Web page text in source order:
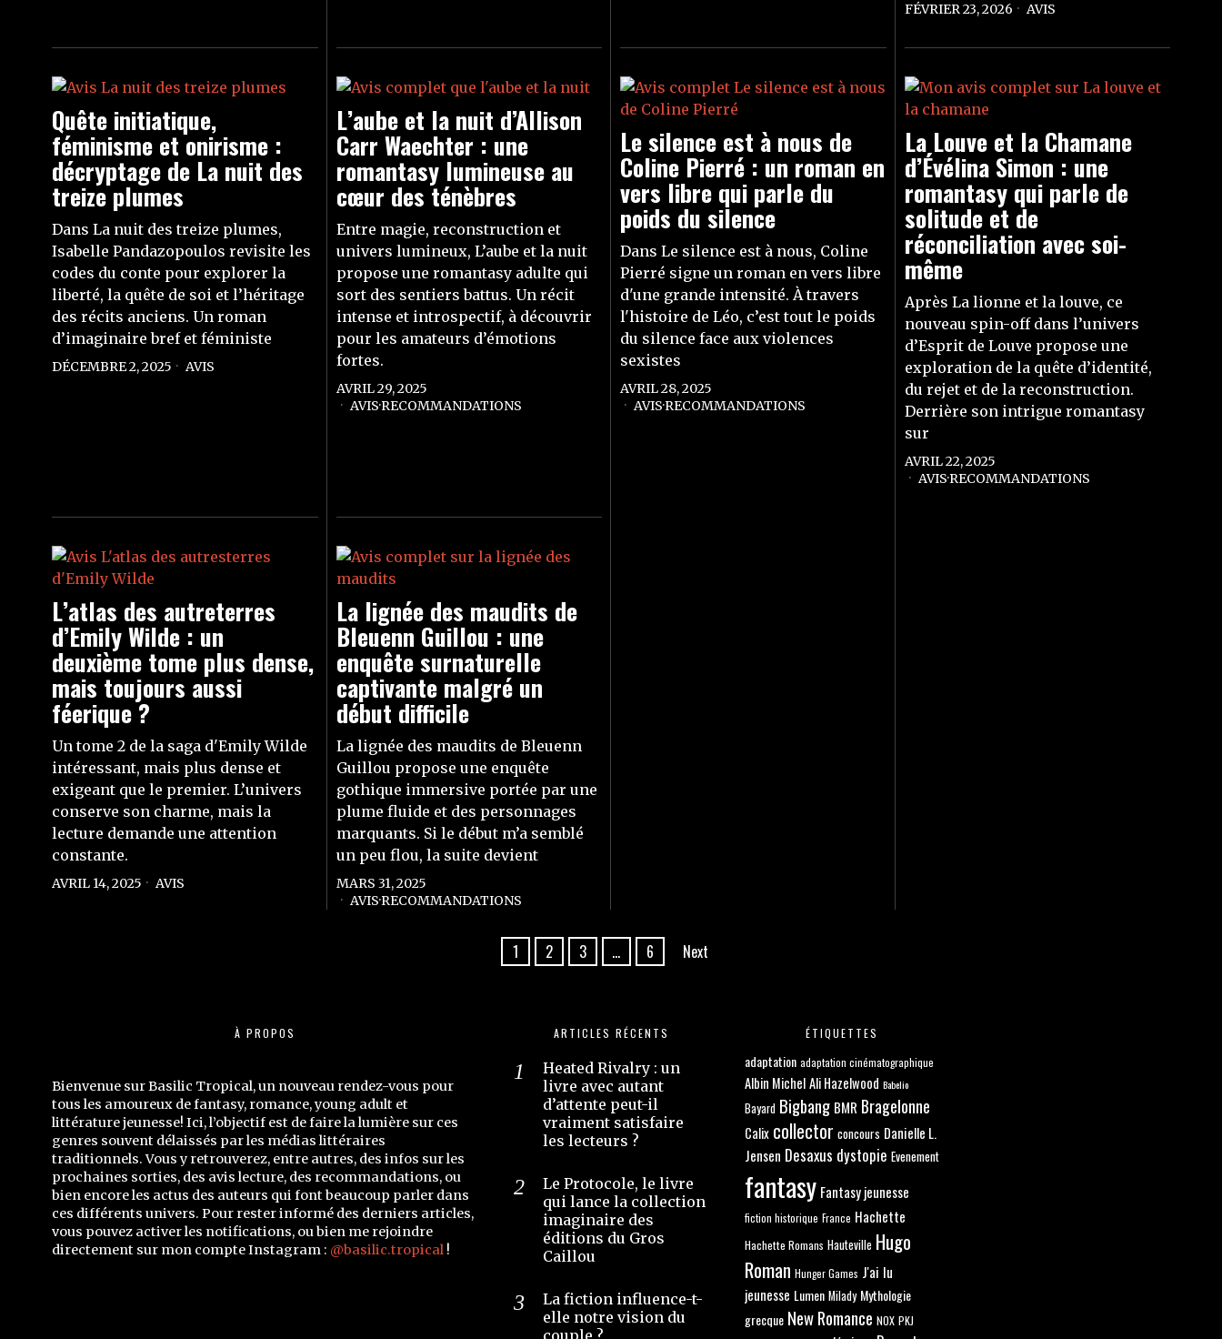
FÉVRIER 23, 2026 AVIS
Quête initiatique,
féminisme et onirisme :
décryptage de La nuit des
treize plumes
Dans La nuit des treize plumes,
Isabelle Pandazopoulos revisite les
codes du conte pour explorer la
liberté, la quête de soi et l’héritage
des récits anciens. Un roman
d’imaginaire bref et féministe
DÉCEMBRE 2, 2025 AVIS
L’aube et la nuit d’Allison
Carr Waechter : une
romantasy lumineuse au
cœur des ténèbres
Entre magie, reconstruction et
univers lumineux, L’aube et la nuit
propose une romantasy adulte qui
sort des sentiers battus. Un récit
intense et introspectif, à découvrir
pour les amateurs d’émotions
fortes.
AVRIL 29, 2025
AVIS·RECOMMANDATIONS
Le silence est à nous de
Coline Pierré : un roman en
vers libre qui parle du
poids du silence
Dans Le silence est à nous, Coline
Pierré signe un roman en vers libre
d'une grande intensité. À travers
l'histoire de Léo, c’est tout le poids
du silence face aux violences
sexistes
AVRIL 28, 2025
AVIS·RECOMMANDATIONS
La Louve et la Chamane
d’Évélina Simon : une
romantasy qui parle de
solitude et de
réconciliation avec soi-
même
Après La lionne et la louve, ce
nouveau spin-off dans l’univers
d’Esprit de Louve propose une
exploration de la quête d’identité,
du rejet et de la reconstruction.
Derrière son intrigue romantasy
sur
AVRIL 22, 2025
AVIS·RECOMMANDATIONS
L’atlas des autreterres
d’Emily Wilde : un
deuxième tome plus dense,
mais toujours aussi
féerique ?
Un tome 2 de la saga d'Emily Wilde
intéressant, mais plus dense et
exigeant que le premier. L’univers
conserve son charme, mais la
lecture demande une attention
constante.
AVRIL 14, 2025 AVIS
La lignée des maudits de
Bleuenn Guillou : une
enquête surnaturelle
captivante malgré un
début difficile
La lignée des maudits de Bleuenn
Guillou propose une enquête
gothique immersive portée par une
plume fluide et des personnages
marquants. Si le début m’a semblé
un peu flou, la suite devient
MARS 31, 2025
AVIS·RECOMMANDATIONS
1 2 3 … 6 Next
À PROPOS
Bienvenue sur Basilic Tropical, un nouveau rendez-vous pour
tous les amoureux de fantasy, romance, young adult et
littérature jeunesse! Ici, l’objectif est de faire la lumière sur ces
genres souvent délaissés par les médias littéraires
traditionnels. Vous y retrouverez, entre autres, des infos sur les
prochaines sorties, des avis lecture, des recommandations, ou
bien encore les actus des auteurs qui font beaucoup parler dans
ces différents univers. Pour rester informé des derniers articles,
vous pouvez activer les notifications, ou bien me rejoindre
directement sur mon compte Instagram : @basilic.tropical !
ARTICLES RÉCENTS
Heated Rivalry : un
livre avec autant
d’attente peut-il
vraiment satisfaire
les lecteurs ?
Le Protocole, le livre
qui lance la collection
imaginaire des
éditions du Gros
Caillou
La fiction influence-t-
elle notre vision du
couple ?
ÉTIQUETTES
adaptation adaptation cinématographique
Albin MichelAli Hazelwood Babelio
Bayard Bigbang BMR Bragelonne
Calix collector concours Danielle L.
Jensen Desaxus dystopie Evenement
fantasy Fantasy jeunesse
fiction historique France Hachette
Hachette Romans Hauteville Hugo
Roman Hunger Games J'ai lu
jeunesse Lumen Milady Mythologie
grecque New Romance NOX PKJ